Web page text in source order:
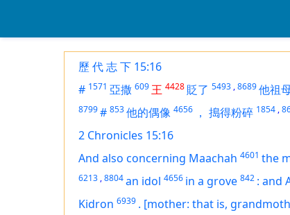
歷 代 志 下 15:16
# 1571 亞撒 609王 4428 貶了 5493 ,8689他祖
8799# 853他的偶像 4656 ， 搗得粉碎 1854 ,
2 Chronicles 15:16
And also concerning Maachah 4601 the
6213 ,8804an idol 4656 in a grove 842 : and
Kidron 6939 . [mother: that is,